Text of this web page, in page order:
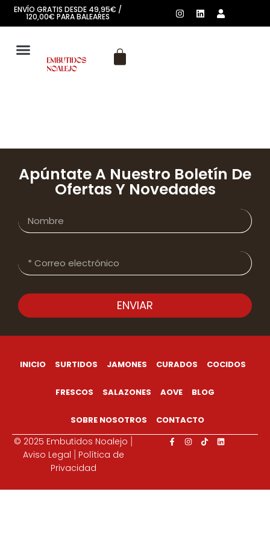
ENVÍO GRATIS DESDE 49,95€ /
120,00€ PARA BALEARES
Apúntate A Nuestro Boletín De
Ofertas Y Novedades
ENVIAR
INICIO SURTIDOS JAMONES CURADOS COCIDOS
FRESCOS SALAZONES AOVE BLOG
SOBRE NOSOTROS CONTACTO
© 2025 Embutidos Noalejo
Aviso Legal
Política de
Privacidad